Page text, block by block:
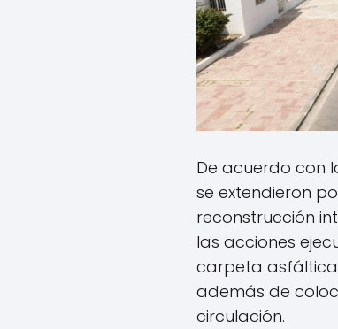
De acuerdo con
se extendieron
reconstrucción
las acciones
carpeta asfáltica
además de
circulación.